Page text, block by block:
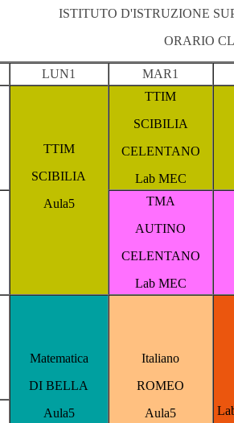
ISTITUTO D'ISTRUZIONE
ORARIO
LUN1
MAR1
TTIM
SCIBILIA
Aula5
TTIM
SCIBILIA
CELENTANO
Lab MEC
TMA
AUTINO
CELENTANO
Lab MEC
Matematica
DI BELLA
Aula5
Italiano
ROMEO
Aula5